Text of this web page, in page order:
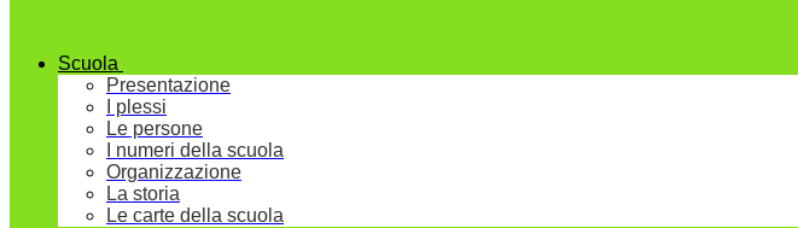
Scuola
Presentazione
I plessi
Le persone
I numeri della scuola
Organizzazione
La storia
Le carte della scuola